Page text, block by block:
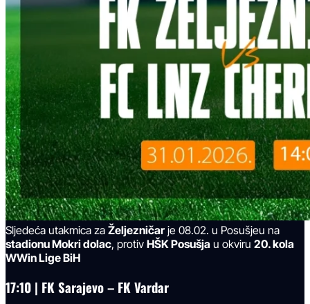
Sljedeća utakmica za Željezničar je 08.02. u Posušjeu na
stadionu Mokri dolac, protiv HŠK Posušja u okviru 20. kola
WWin Lige BiH
17:10 | FK Sarajevo – FK Vardar